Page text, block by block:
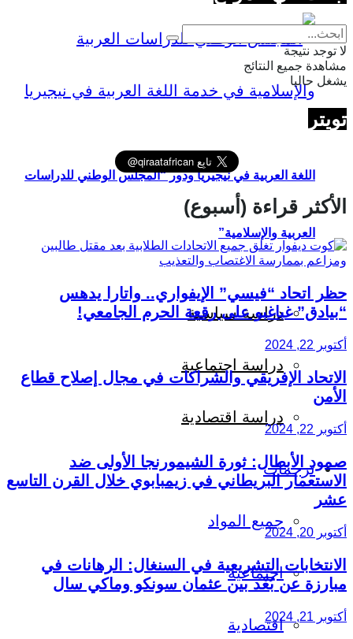
اللغة العربية في نيجيريا ودور “المجلس الوطني للدراسات
العربية والإسلامية”
دراسة سياسية
دراسة اجتماعية
دراسة اقتصادية
ترجمات
جميع المواد
اجتماعية
اقتصادية
لا توجد نتيجة
مشاهدة جميع النتائج
يشغل حاليا
تويتر
الأكثر قراءة (أسبوع)
حظر اتحاد “فيسي” الإيفواري.. واتارا يدهس
“بيادق” غباغبو على رقعة الحرم الجامعي!
أكتوبر 22, 2024
الاتحاد الإفريقي والشراكات في مجال إصلاح قطاع
الأمن
أكتوبر 22, 2024
صمود الأبطال: ثورة الشيمورنجا الأولى ضد
الاستعمار البريطاني في زيمبابوي خلال القرن التاسع
عشر
أكتوبر 20, 2024
الانتخابات التشريعية في السنغال: الرهانات في
مبارزة عن بُعْد بين عثمان سونكو وماكي سال
أكتوبر 21, 2024